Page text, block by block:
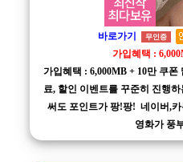
바로가기 무인증
가입혜택 :
가입혜택 : 6,000MB + 10만 쿠
료, 할인 이벤트를 꾸준히 진행
써도 포인트가 팡!팡! 네이버,
영화가 풍